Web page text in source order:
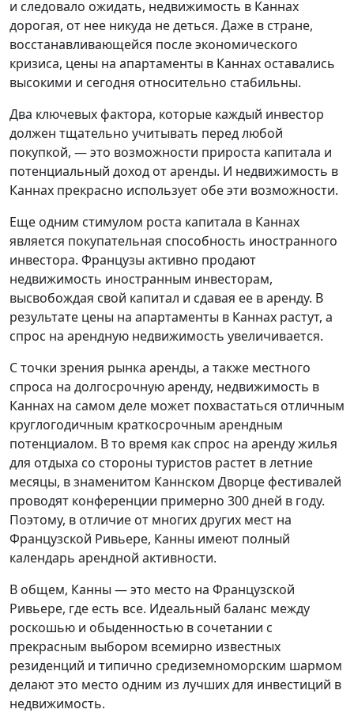
и следовало ожидать, недвижимость в Каннах
дорогая, от нее никуда не деться. Даже в стране,
восстанавливающейся после экономического
кризиса, цены на апартаменты в Каннах оставались
высокими и сегодня относительно стабильны.
Два ключевых фактора, которые каждый инвестор
должен тщательно учитывать перед любой
покупкой, — это возможности прироста капитала и
потенциальный доход от аренды. И недвижимость в
Каннах прекрасно использует обе эти возможности.
Еще одним стимулом роста капитала в Каннах
является покупательная способность иностранного
инвестора. Французы активно продают
недвижимость иностранным инвесторам,
высвобождая свой капитал и сдавая ее в аренду. В
результате цены на апартаменты в Каннах растут, а
спрос на арендную недвижимость увеличивается.
С точки зрения рынка аренды, а также местного
спроса на долгосрочную аренду, недвижимость в
Каннах на самом деле может похвастаться отличным
круглогодичным краткосрочным арендным
потенциалом. В то время как спрос на аренду жилья
для отдыха со стороны туристов растет в летние
месяцы, в знаменитом Каннском Дворце фестивалей
проводят конференции примерно 300 дней в году.
Поэтому, в отличие от многих других мест на
Французской Ривьере, Канны имеют полный
календарь арендной активности.
В общем, Канны — это место на Французской
Ривьере, где есть все. Идеальный баланс между
роскошью и обыденностью в сочетании с
прекрасным выбором всемирно известных
резиденций и типично средиземноморским шармом
делают это место одним из лучших для инвестиций в
недвижимость.